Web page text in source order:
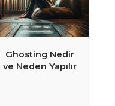
Ghosting Nedir
ve Neden Yapılır